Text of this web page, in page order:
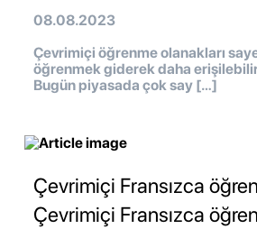
08.08.2023
Çevrimiçi öğrenme olanakları
öğrenmek giderek daha
Bugün piyasada çok say […]
Çevrimiçi Fransızca
Çevrimiçi Fransızca